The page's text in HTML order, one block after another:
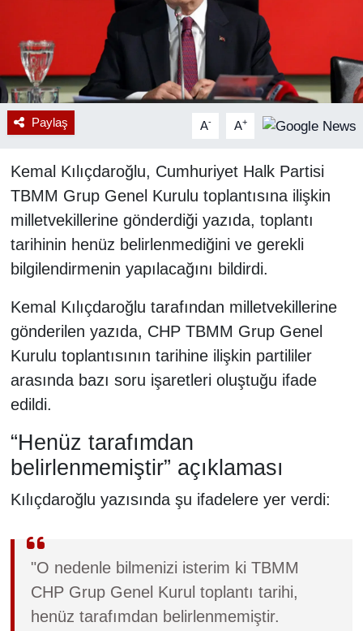
Paylaş A- A+
Kemal Kılıçdaroğlu, Cumhuriyet Halk Partisi
TBMM Grup Genel Kurulu toplantısına ilişkin
milletvekillerine gönderdiği yazıda, toplantı
tarihinin henüz belirlenmediğini ve gerekli
bilgilendirmenin yapılacağını bildirdi.
Kemal Kılıçdaroğlu tarafından milletvekillerine
gönderilen yazıda, CHP TBMM Grup Genel
Kurulu toplantısının tarihine ilişkin partililer
arasında bazı soru işaretleri oluştuğu ifade
edildi.
“Henüz tarafımdan
belirlenmemiştir” açıklaması
Kılıçdaroğlu yazısında şu ifadelere yer verdi:
"O nedenle bilmenizi isterim ki TBMM
CHP Grup Genel Kurul toplantı tarihi,
henüz tarafımdan belirlenmemiştir.